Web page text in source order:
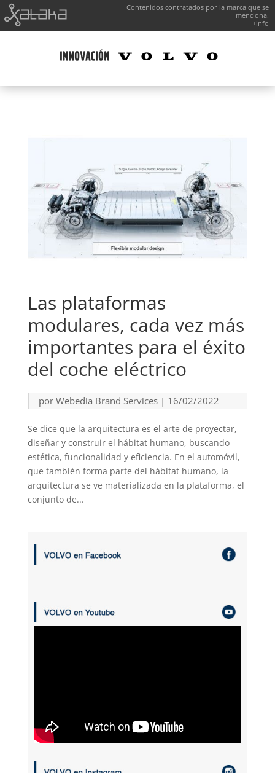
Contenidos contratados por la marca que se
menciona.
+info
Las plataformas
modulares, cada vez más
importantes para el éxito
del coche eléctrico
por Webedia Brand Services| 16/02/2022
Se dice que la arquitectura es el arte de proyectar,
diseñar y construir el hábitat humano, buscando
estética, funcionalidad y eficiencia. En el automóvil,
que también forma parte del hábitat humano, la
arquitectura se ve materializada en la plataforma, el
conjunto de...